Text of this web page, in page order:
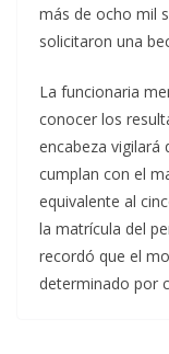
más de ocho mil
solicitaron una
La funcionaria
conocer los
encabeza vigilará
cumplan con el
equivalente al
la matrícula del
recordó que el
determinado por